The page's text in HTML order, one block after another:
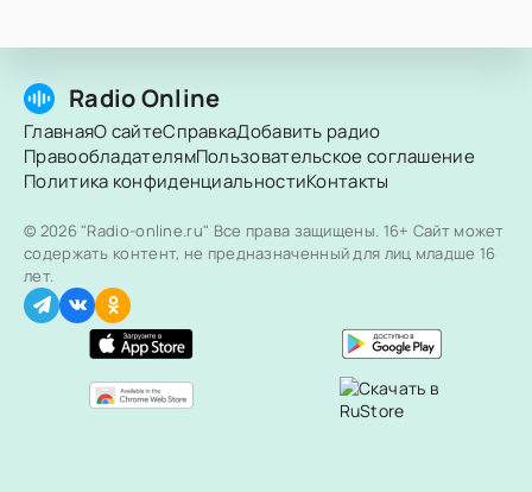
Radio Online
ГлавнаяО сайтеСправкаДобавить радио
ПравообладателямПользовательское соглашение
Политика конфиденциальностиКонтакты
© 2026 "Radio-online.ru" Все права защищены. 16+ Сайт может
содержать контент, не предназначенный для лиц младше 16
лет.